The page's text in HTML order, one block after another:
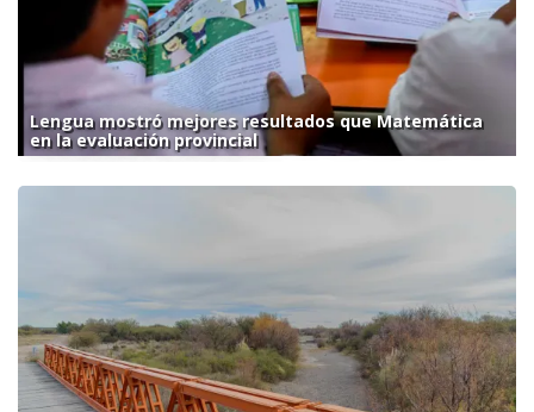
Lengua mostró mejores resultados que Matemática
en la evaluación provincial